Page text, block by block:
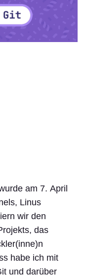
am 7. April
Linus
wir den
das
habe ich mit
und darüber